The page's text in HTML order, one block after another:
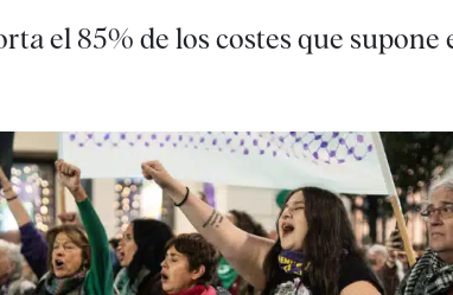
el 85% de los costes que supone